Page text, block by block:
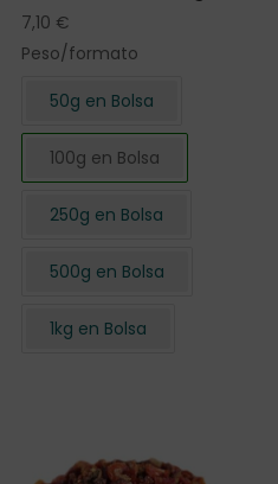
7,10 €
Peso/formato
50g en Bolsa
100g en Bolsa
250g en Bolsa
500g en Bolsa
1kg en Bolsa